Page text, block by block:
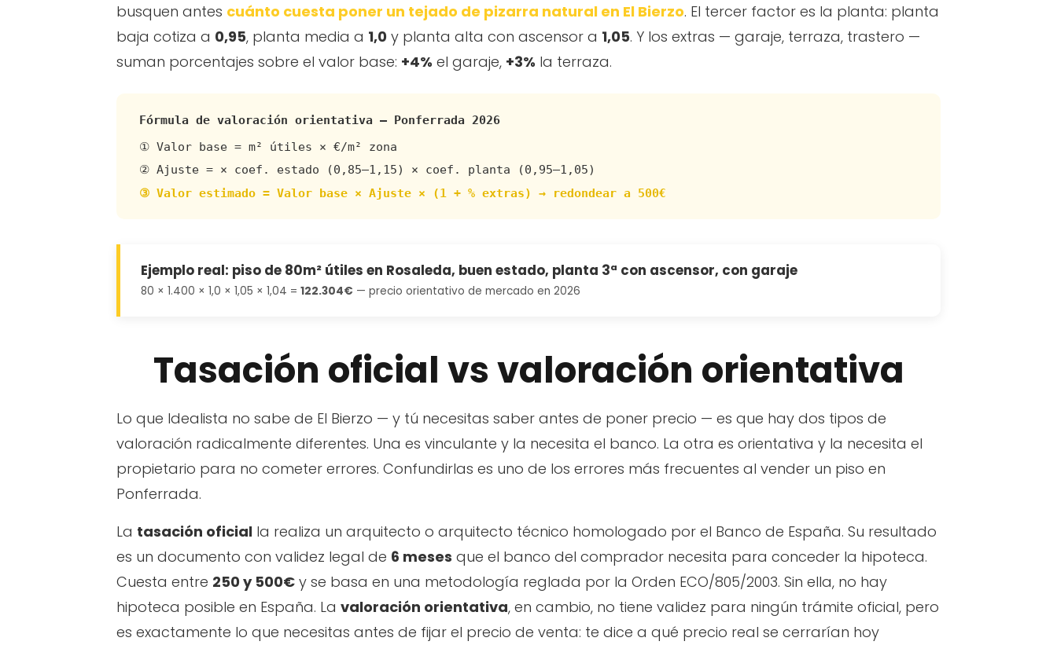
busquen antes cuánto cuesta poner un tejado de pizarra natural en El Bierzo. El tercer factor es la planta: planta
baja cotiza a 0,95, planta media a 1,0 y planta alta con ascensor a 1,05. Y los extras — garaje, terraza, trastero —
suman porcentajes sobre el valor base: +4% el garaje, +3% la terraza.
Fórmula de valoración orientativa — Ponferrada 2026
① Valor base = m² útiles × €/m² zona
② Ajuste = × coef. estado (0,85–1,15) × coef. planta (0,95–1,05)
③ Valor estimado = Valor base × Ajuste × (1 + % extras) → redondear a 500€
Ejemplo real: piso de 80m² útiles en Rosaleda, buen estado, planta 3ª con ascensor, con garaje
80 × 1.400 × 1,0 × 1,05 × 1,04 = 122.304€ — precio orientativo de mercado en 2026
Tasación oficial vs valoración orientativa
Lo que Idealista no sabe de El Bierzo — y tú necesitas saber antes de poner precio — es que hay dos tipos de
valoración radicalmente diferentes. Una es vinculante y la necesita el banco. La otra es orientativa y la necesita el
propietario para no cometer errores. Confundirlas es uno de los errores más frecuentes al vender un piso en
Ponferrada.
La tasación oficial la realiza un arquitecto o arquitecto técnico homologado por el Banco de España. Su resultado
es un documento con validez legal de 6 meses que el banco del comprador necesita para conceder la hipoteca.
Cuesta entre 250 y 500€ y se basa en una metodología reglada por la Orden ECO/805/2003. Sin ella, no hay
hipoteca posible en España. La valoración orientativa, en cambio, no tiene validez para ningún trámite oficial, pero
es exactamente lo que necesitas antes de fijar el precio de venta: te dice a qué precio real se cerrarían hoy